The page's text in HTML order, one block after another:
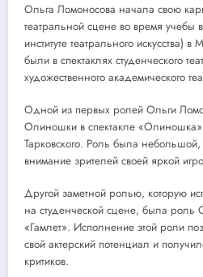
Ольга Ломоносова начала свою
театральной сцене во время учебы
институте театрального искусства)
были в спектаклях студенческого
художественного академического
Одной из первых ролей Ольги
Олиношки в спектакле
Тарковского. Роль была
внимание зрителей своей яркой
Другой заметной ролью, которую
на студенческой сцене, была роль
«Гамлет». Исполнение этой роли
свой актерский потенциал и
критиков.